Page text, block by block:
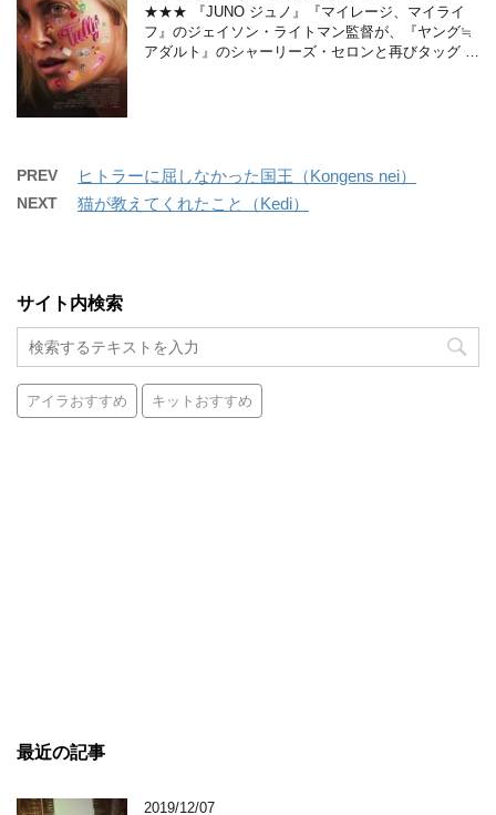
★★★ 『JUNO ジュノ』『マイレージ、マイライ
フ』のジェイソン・ライトマン監督が、『ヤング≒
アダルト』のシャーリーズ・セロンと再びタッグ …
PREV ヒトラーに屈しなかった国王（Kongens nei）
NEXT 猫が教えてくれたこと（Kedi）
サイト内検索
アイラおすすめ キットおすすめ
最近の記事
2019/12/07